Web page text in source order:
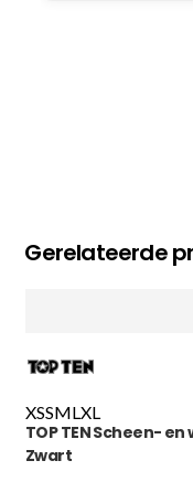
Gerelateerde
XSSMLXL
TOP TEN Scheen-
Zwart